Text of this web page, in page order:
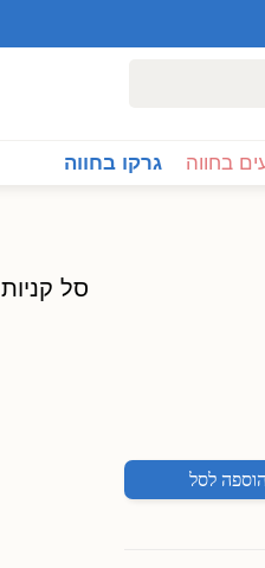
בחווה גרקו בחווה
הוספה לסל
סל קניות